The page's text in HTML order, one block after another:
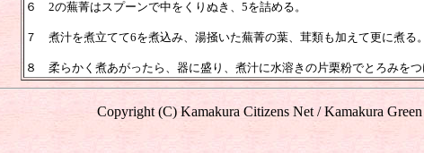
６ 2の蕪菁はスプーンで中をくりぬき、5を詰める。
７ 煮汁を煮立てて6を煮込み、湯掻いた蕪菁の葉、茸類も加えて更に煮る。
８ 柔らかく煮あがったら、器に盛り、煮汁に水溶きの片栗粉でとろみをつ
Copyright (C) Kamakura Citizens Net / Kamakura